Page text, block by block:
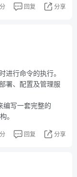
回复 分享
行命令的执行。
署、配置及管理服
编写一套完整的
。
回复 分享